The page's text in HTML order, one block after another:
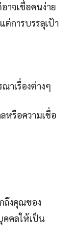
จเชื่อคนง่าย
การบรรลุเป้า
าเรื่องต่างๆ
หรือความเชื่อ
ถึงคุณของ
คคลให้เป็น